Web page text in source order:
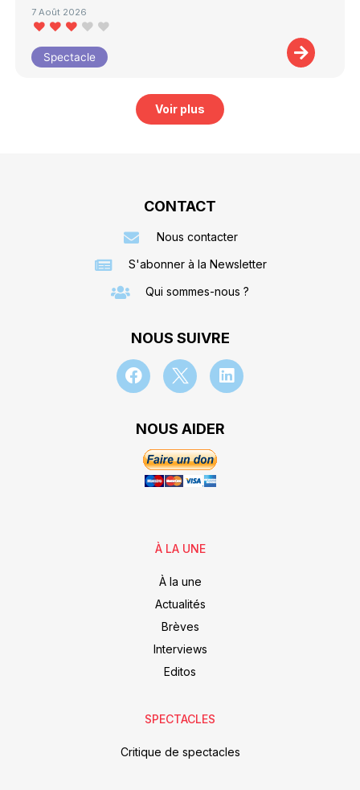
7 Août 2026
Spectacle
Voir plus
CONTACT
Nous contacter
S'abonner à la Newsletter
Qui sommes-nous ?
NOUS SUIVRE
NOUS AIDER
À LA UNE
À la une
Actualités
Brèves
Interviews
Editos
SPECTACLES
Critique de spectacles